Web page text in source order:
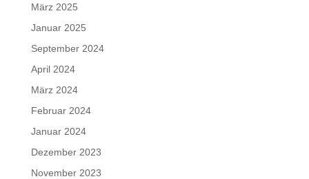
März 2025
Januar 2025
September 2024
April 2024
März 2024
Februar 2024
Januar 2024
Dezember 2023
November 2023